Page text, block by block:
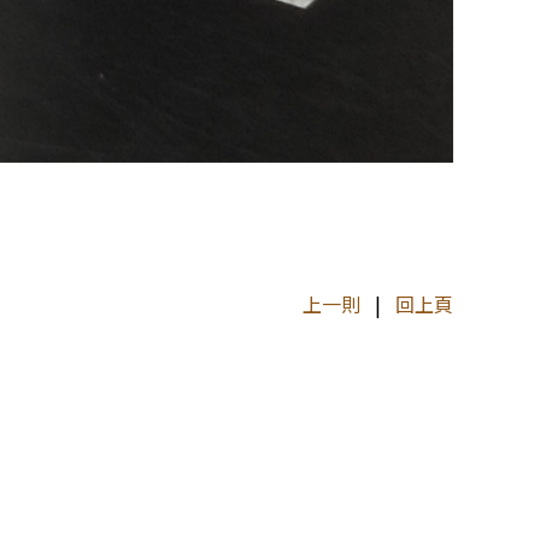
上一則 | 回上頁